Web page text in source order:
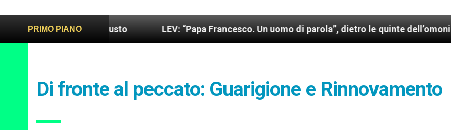
PRIMO PIANO
più sano e giusto LEV: “Papa Francesco. Un uomo di parola”, dietro le quinte dell’omonimo film di
Di fronte al peccato: Guarigione e Rinnovamento